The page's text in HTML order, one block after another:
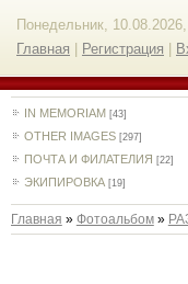
Понедельник,
Главная
Регистрация
IN MEMORIAM [43]
OTHER IMAGES [297]
ПОЧТА И ФИЛАТЕЛИЯ [22]
ЭКИПИРОВКА [19]
Главная » Фотоальбом»